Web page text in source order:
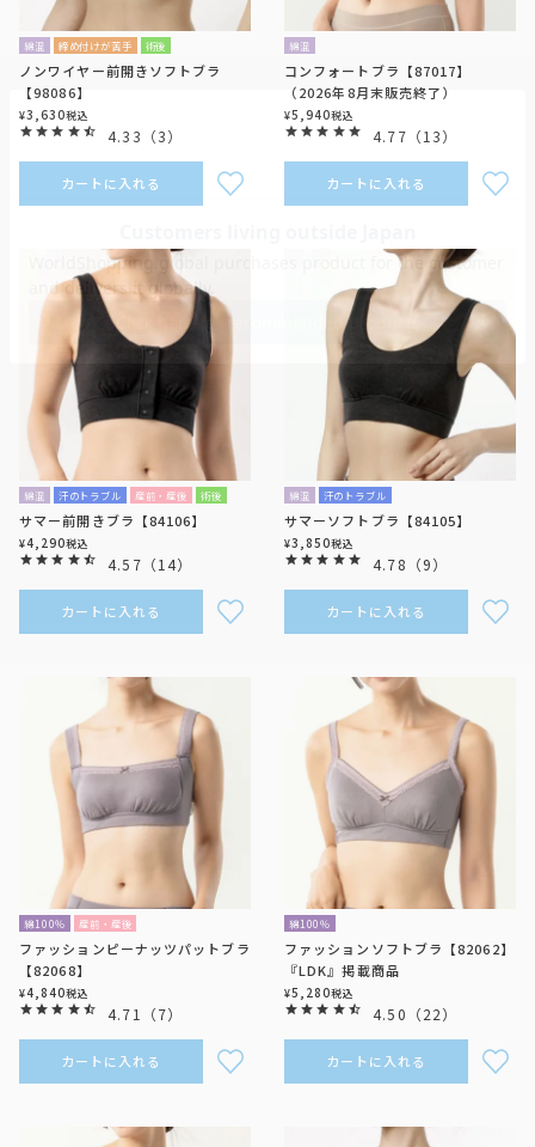
綿混 締め付けが苦手 術後
ノンワイヤー前開きソフトブラ
【98086】
¥3,630税込
4.33 （3）
カートに入れる
綿混
コンフォートブラ【87017】
（2026年8月末販売終了）
¥5,940税込
4.77 （13）
カートに入れる
綿混 汗のトラブル 産前・産後 術後
サマー前開きブラ【84106】
¥4,290税込
4.57 （14）
カートに入れる
綿混 汗のトラブル
サマーソフトブラ【84105】
¥3,850税込
4.78 （9）
カートに入れる
綿100％ 産前・産後
ファッションピーナッツパットブラ
【82068】
¥4,840税込
4.71 （7）
カートに入れる
綿100％
ファッションソフトブラ【82062】
『LDK』掲載商品
¥5,280税込
4.50 （22）
カートに入れる